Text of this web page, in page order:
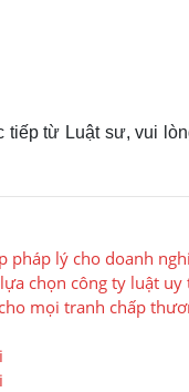
từ Luật sư, vui
pháp lý cho doanh
chọn công ty luật
mọi tranh chấp